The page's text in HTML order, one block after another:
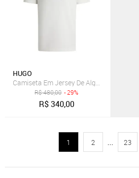
HUGO
Camiseta Em Jersey De Algodão Com
R$480,00 - 29%
R$340,00
1 2 ... 23